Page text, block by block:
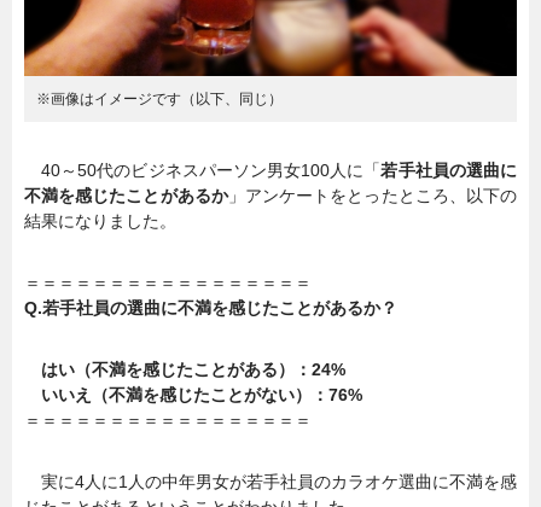
※画像はイメージです（以下、同じ）
40～50代のビジネスパーソン男女100人に「若手社員の選曲に
不満を感じたことがあるか」アンケートをとったところ、以下の
結果になりました。
＝＝＝＝＝＝＝＝＝＝＝＝＝＝＝＝＝
Q.若手社員の選曲に不満を感じたことがあるか？
はい（不満を感じたことがある）：24%
いいえ（不満を感じたことがない）：76%
＝＝＝＝＝＝＝＝＝＝＝＝＝＝＝＝＝
実に4人に1人の中年男女が若手社員のカラオケ選曲に不満を感